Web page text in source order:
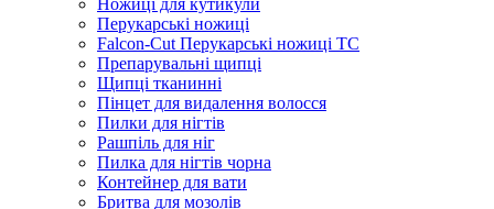
Ножиці для кутикули
Перукарські ножиці
Falcon-Cut Перукарські ножиці TC
Препарувальні щипці
Щипці тканинні
Пінцет для видалення волосся
Пилки для нігтів
Рашпіль для ніг
Пилка для нігтів чорна
Контейнер для вати
Бритва для мозолів